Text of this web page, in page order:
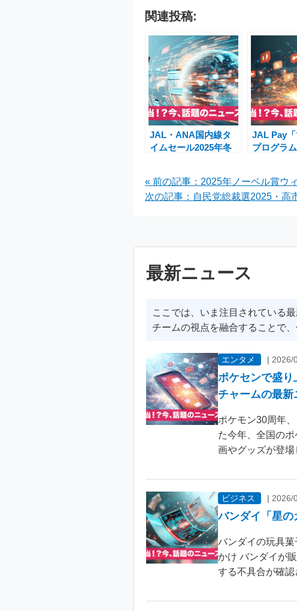
関連投稿:
JAL・ANA国内線タ
イムセール2025年冬
JAL Pay
プログラ
« 前の記事：2025年ノーベル賞ウ
次の記事：自民党総裁選2025・高
最新ニュース
ここでは、いま注目されている
チームの視点を融合することで
エンタメ | 2026/
ポケセンで盛
チャームの最新
ポケモン30周年
た今年、全国の
画やグッズが登
ビジネス | 2026/
バンダイ「星の
バンダイの玩具
かけ バンダイが
する不具合が確